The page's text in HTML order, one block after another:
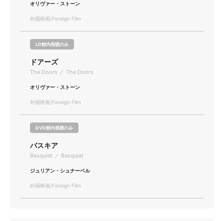
オリヴァー・ストーン
外国映画/Foreign Film
LD館内視聴のみ
ドアーズ
The Doors ／ The Doors
オリヴァー・ストーン
外国映画/Foreign Film
DVD館内視聴のみ
バスキア
Basquiat ／ Basquiat
ジュリアン・シュナーベル
外国映画/Foreign Film